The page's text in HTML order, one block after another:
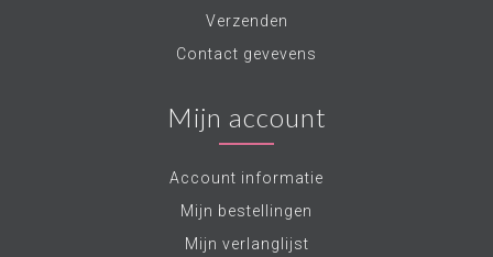
Verzenden
Contact gevevens
Mijn account
Account informatie
Mijn bestellingen
Mijn verlanglijst